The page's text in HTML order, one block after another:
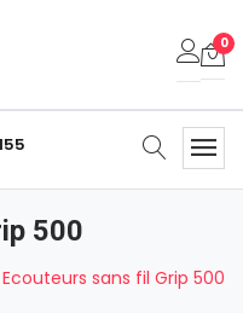
0
0.000DT
Commander
500
Ecouteurs sans fil Grip 500